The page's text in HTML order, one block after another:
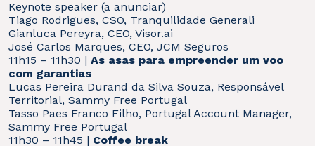
Keynote speaker (a anunciar)
Tiago Rodrigues, CSO, Tranquilidade Generali
Gianluca Pereyra, CEO, Visor.ai
José Carlos Marques, CEO, JCM Seguros
11h15 – 11h30 | As asas para empreender um voo
com garantias
Lucas Pereira Durand da Silva Souza, Responsável
Territorial, Sammy Free Portugal
Tasso Paes Franco Filho, Portugal Account Manager,
Sammy Free Portugal
11h30 – 11h45 | Coffee break